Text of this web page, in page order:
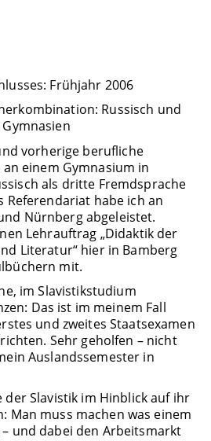
Frühjahr 2006
Russisch und
vorherige berufliche
einem Gymnasium in
als dritte Fremdsprache
habe ich an
Nürnberg abgeleistet.
Lehrauftrag „Didaktik der
Literatur“ hier in Bamberg
mit.
im Slavistikstudium
Das ist im meinem Fall
und zweites Staatsexamen
Sehr geholfen – nicht
Auslandssemester in
Slavistik im Hinblick auf ihr
Man muss machen was einem
und dabei den Arbeitsmarkt